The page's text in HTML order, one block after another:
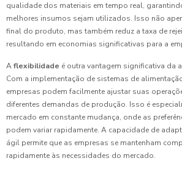
qualidade dos materiais em tempo real,
melhores insumos sejam utilizados. Isso não
final do produto, mas também reduz a taxa de
resultando em economias significativas para a
Aflexibilidade é outra vantagem significativa da
Com a implementação de sistemas de
empresas podem facilmente ajustar suas
diferentes demandas de produção. Isso é
mercado em constante mudança, onde as
podem variar rapidamente. A capacidade de
ágil permite que as empresas se mantenham
rapidamente às necessidades do mercado.